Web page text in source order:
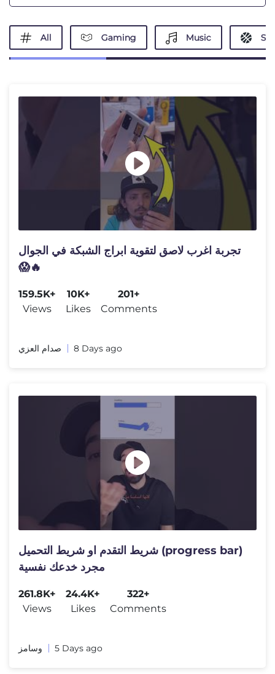
All Gaming Music
تجربة اغرب لاصق لتقوية ابراج الشبكة في الجوال
😱🔥
159.5K+
Views
10K+
Likes
201+
Comments
صدام العزي 8 Days ago
شريط التقدم او شريط التحميل (progress bar)
مجرد خدعك نفسية
261.8K+
Views
24.4K+
Likes
322+
Comments
وسامز 5 Days ago